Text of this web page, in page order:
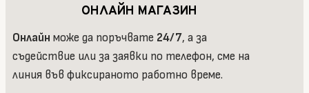
ОНЛАЙН МАГАЗИН
Онлайн може да поръчвате 24/7, а за
съдействие или за заявки по телефон, сме на
линия във фиксираното работно време.